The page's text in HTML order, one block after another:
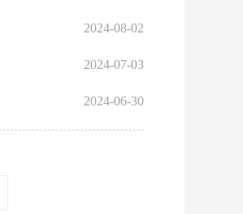
2024-08-02
2024-07-03
2024-06-30